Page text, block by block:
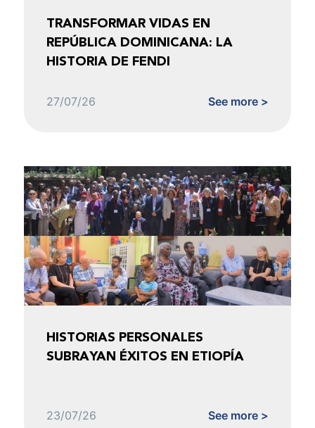
TRANSFORMAR VIDAS EN
REPÚBLICA DOMINICANA: LA
HISTORIA DE FENDI
27/07/26 See more >
HISTORIAS PERSONALES
SUBRAYAN ÉXITOS EN ETIOPÍA
23/07/26 See more >